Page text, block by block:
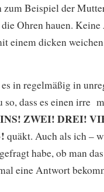
zum Beispiel der
Ohren hauen.
einem dicken
in regelmäßig in
so, dass es einen irre
ZWEI! DREI!
quäkt. Auch als ich –
habe, ob man
eine Antwort